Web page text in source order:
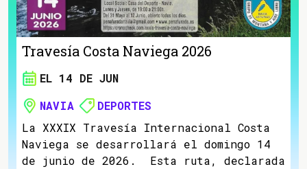
Travesía Costa Naviega 2026
EL 14 DE JUN
NAVIA
DEPORTES
La XXXIX Travesía Internacional Costa
Naviega se desarrollará el domingo 14
de junio de 2026. Esta ruta, declarada